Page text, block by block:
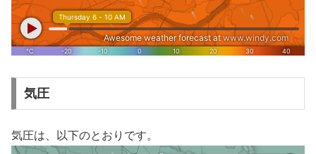
気圧
気圧は、以下のとおりです。